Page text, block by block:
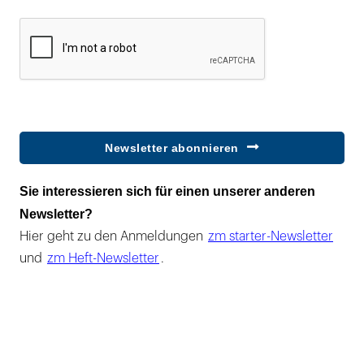
Newsletter abonnieren
Sie interessieren sich für einen unserer anderen
Newsletter?
Hier geht zu den Anmeldungen zm starter-Newsletter
und zm Heft-Newsletter .